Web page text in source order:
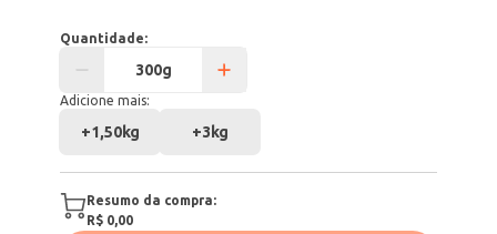
Quantidade:
Adicione mais:
+1,50kg +3kg
Resumo da compra:
R$ 0,00